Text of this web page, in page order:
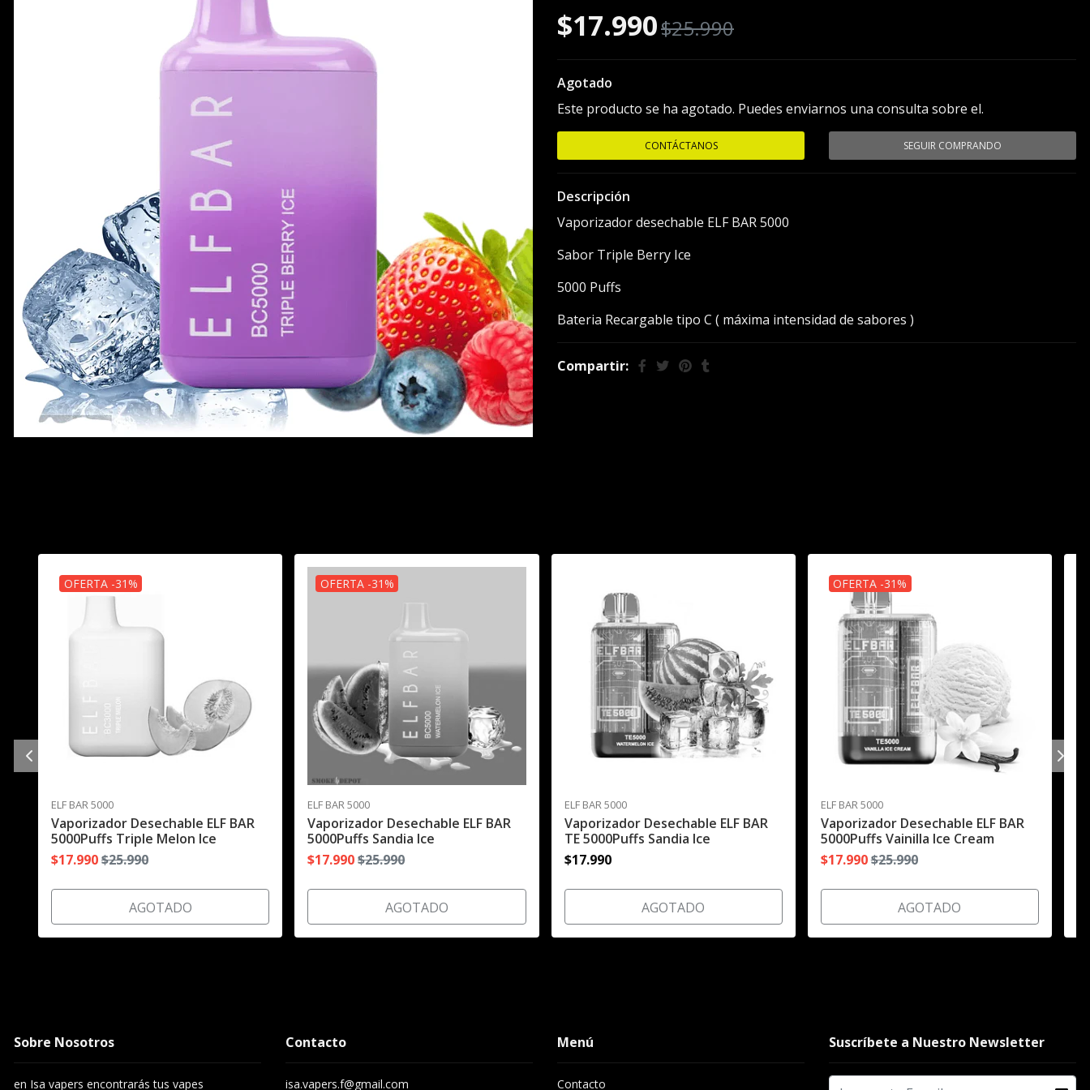
$17.990$25.990
Agotado
Este producto se ha agotado. Puedes enviarnos una consulta sobre el.
CONTÁCTANOS SEGUIR COMPRANDO
Descripción
Vaporizador desechable ELF BAR 5000
Sabor Triple Berry Ice
5000 Puffs
Bateria Recargable tipo C ( máxima intensidad de sabores )
Compartir:
OFERTA -31%
ELF BAR 5000
Vaporizador Desechable ELF BAR
5000Puffs Triple Melon Ice
$17.990$25.990
AGOTADO
OFERTA -31%
ELF BAR 5000
Vaporizador Desechable ELF BAR
5000Puffs Sandia Ice
$17.990$25.990
AGOTADO
ELF BAR 5000
Vaporizador Desechable ELF BAR
TE 5000Puffs Sandia Ice
$17.990
AGOTADO
OFERTA -31%
ELF BAR 5000
Vaporizador Desechable ELF BAR
5000Puffs Vainilla Ice Cream
$17.990$25.990
AGOTADO
Sobre Nosotros
en Isa vapers encontrarás tus vapes
Contacto
isa.vapers.f@gmail.com
Menú
Contacto
Suscríbete a Nuestro Newsletter